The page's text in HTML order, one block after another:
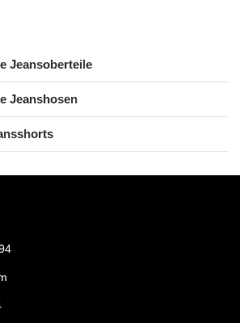
Jeansoberteile
Jeanshosen